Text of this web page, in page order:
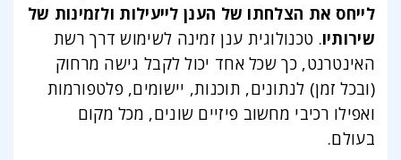
לייחס את הצלחתו של הענן לייעילות ולזמינות של
שירותיו. טכנולוגית ענן זמינה לשימוש דרך רשת
האינטרנט, כך שכל אחד יכול לקבל גישה מרחוק
(ובכל זמן) לנתונים, תוכנות, יישומים, פלטפורמות
ואפילו רכיבי מחשוב פיזיים שונים, מכל מקום
בעולם.